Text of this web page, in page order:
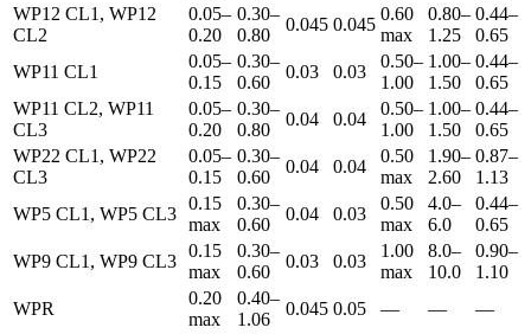
WP12 CL1, WP12
CL2
0.05–
0.20
0.30–
0.80
0.045 0.045
0.60
max
0.80–
1.25
0.44–
0.65
WP11 CL1
0.05–
0.15
0.30–
0.60
0.03 0.03
0.50–
1.00
1.00–
1.50
0.44–
0.65
WP11 CL2, WP11
CL3
0.05–
0.20
0.30–
0.80
0.04 0.04
0.50–
1.00
1.00–
1.50
0.44–
0.65
WP22 CL1, WP22
CL3
0.05–
0.15
0.30–
0.60
0.04 0.04
0.50
max
1.90–
2.60
0.87–
1.13
WP5 CL1, WP5 CL3
0.15
max
0.30–
0.60
0.04 0.03
0.50
max
4.0–
6.0
0.44–
0.65
WP9 CL1, WP9 CL3
0.15
max
0.30–
0.60
0.03 0.03
1.00
max
8.0–
10.0
0.90–
1.10
WPR
0.20
max
0.40–
1.06
0.045 0.05 — — —